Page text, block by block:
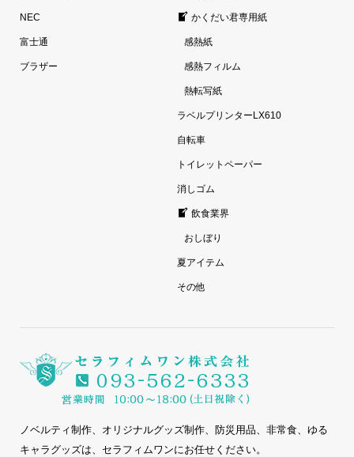
NEC
富士通
ブラザー
かくだい君専用紙
感熱紙
感熱フィルム
熱転写紙
ラベルプリンターLX610
自転車
トイレットペーパー
消しゴム
飲食業界
おしぼり
夏アイテム
その他
ノベルティ制作、オリジナルグッズ制作、防災用品、非常食、ゆる
キャラグッズは、セラフィムワンにお任せください。